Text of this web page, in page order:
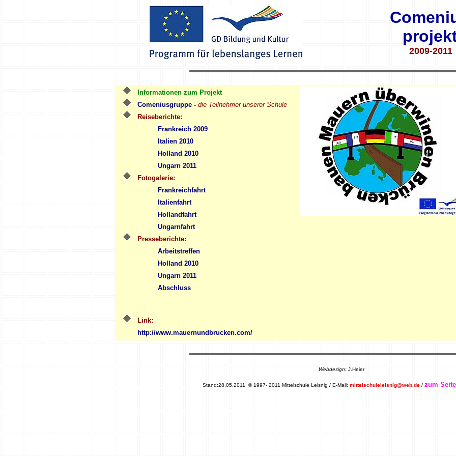
2009-2011
Informationen zum Projekt
Comeniusgruppe - die Teilnehmer unserer Schule
Reiseberichte:
Frankreich 2009
Italien 2010
Holland 2010
Ungarn 2011
Fotogalerie:
Frankreichfahrt
Italienfahrt
Hollandfahrt
Ungarnfahrt
Presseberichte:
Arbeitstreffen
Holland 2010
Ungarn 2011
Abschluss
Link:
http://www.mauernundbrucken.com/
Webdesign: J.Heier
Stand:28.05.2011 © 1997- 2011 Mittelschule Leisnig / E-Mail: mittelschuleleisnig@web.de / zum